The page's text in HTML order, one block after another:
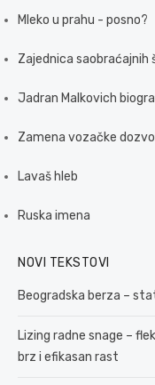
Mleko u prahu - posno?
Zajednica saobraćajnih
Jadran Malkovich
Zamena vozačke
Lavaš hleb
Ruska imena
NOVI TEKSTOVI
Beogradska berza –
Lizing radne snage –
brz i efikasan rast